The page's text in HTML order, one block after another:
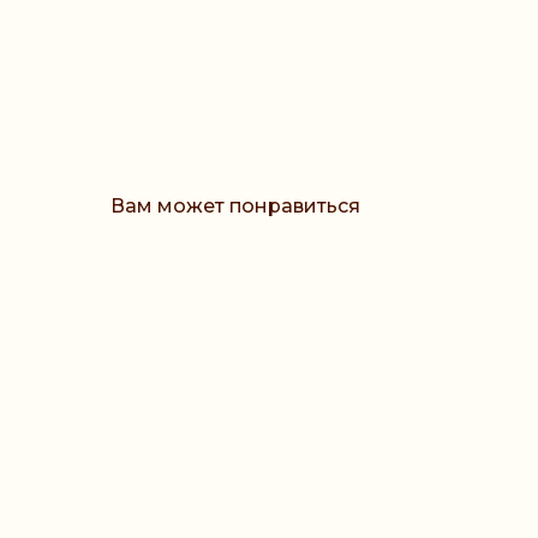
Вам может понравиться